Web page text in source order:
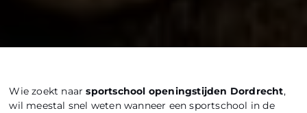
Wie zoekt naarsportschool openingstijden Dordrecht,
wil meestal snel weten wanneer een sportschool in de